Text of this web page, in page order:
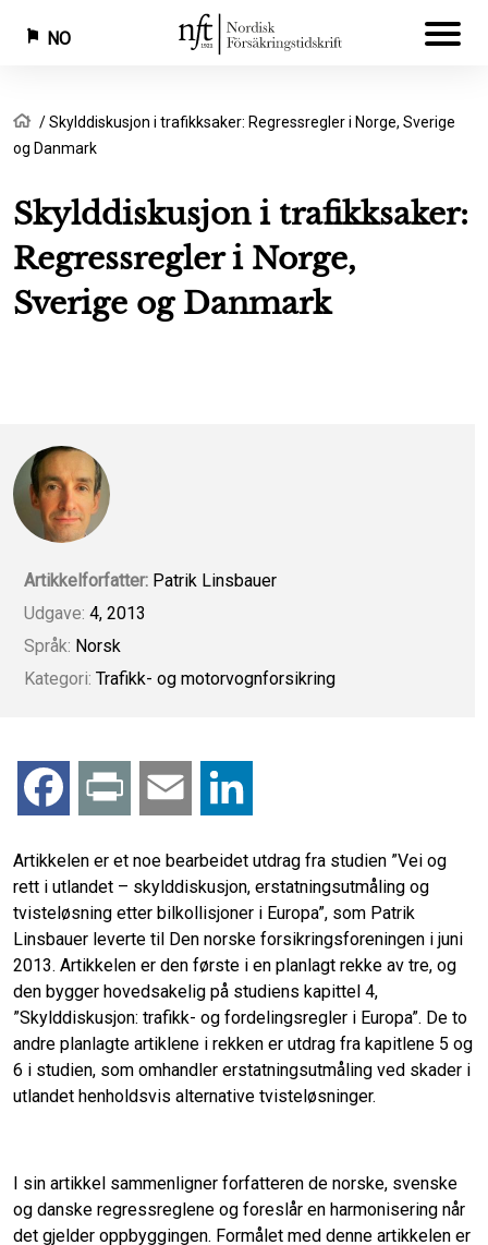
Hopp
til
NO
Navigasjonssti
Hjem
Skylddiskusjon i trafikksaker: Regressregler i Norge, Sverige
og Danmark
Skylddiskusjon i trafikksaker:
Regressregler i Norge,
Sverige og Danmark
Artikkelforfatter: Patrik Linsbauer
Udgave: 4, 2013
Språk: Norsk
Kategori: Trafikk- og motorvognforsikring
c
e
b
o
o
i
n
t
a
i
l
n
k
e
d
I
Artikkelen er et noe bearbeidet utdrag fra studien ”Vei og
rett i utlandet – skylddiskusjon, erstatningsutmåling og
tvisteløsning etter bilkollisjoner i Europa”, som Patrik
Linsbauer leverte til Den norske forsikringsforeningen i juni
2013. Artikkelen er den første i en planlagt rekke av tre, og
den bygger hovedsakelig på studiens kapittel 4,
”Skylddiskusjon: trafikk- og fordelingsregler i Europa”. De to
andre planlagte artiklene i rekken er utdrag fra kapitlene 5 og
6 i studien, som omhandler erstatningsutmåling ved skader i
utlandet henholdsvis alternative tvisteløsninger.
I sin artikkel sammenligner forfatteren de norske, svenske
og danske regressreglene og foreslår en harmonisering når
det gjelder oppbyggingen. Formålet med denne artikkelen er